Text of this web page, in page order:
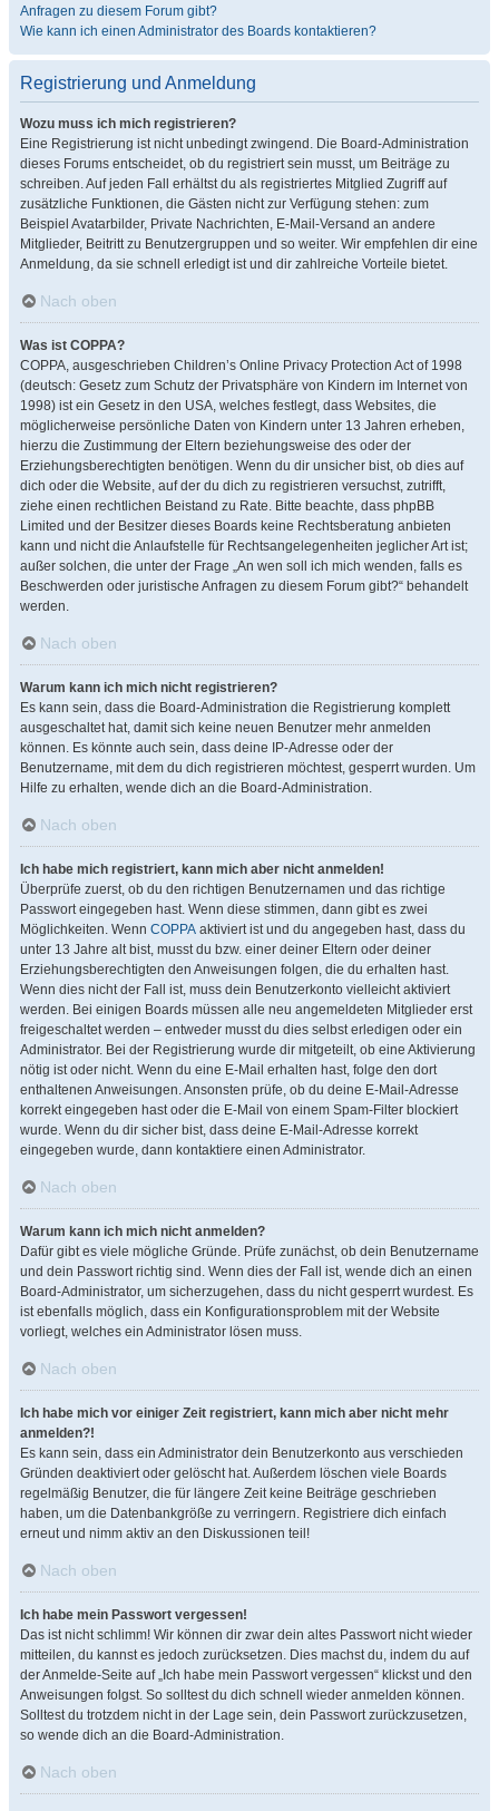
Anfragen zu diesem Forum gibt?
Wie kann ich einen Administrator des Boards kontaktieren?
Registrierung und Anmeldung
Wozu muss ich mich registrieren?
Eine Registrierung ist nicht unbedingt zwingend. Die Board-Administration
dieses Forums entscheidet, ob du registriert sein musst, um Beiträge zu
schreiben. Auf jeden Fall erhältst du als registriertes Mitglied Zugriff auf
zusätzliche Funktionen, die Gästen nicht zur Verfügung stehen: zum
Beispiel Avatarbilder, Private Nachrichten, E-Mail-Versand an andere
Mitglieder, Beitritt zu Benutzergruppen und so weiter. Wir empfehlen dir eine
Anmeldung, da sie schnell erledigt ist und dir zahlreiche Vorteile bietet.
Nach oben
Was ist COPPA?
COPPA, ausgeschrieben Children’s Online Privacy Protection Act of 1998
(deutsch: Gesetz zum Schutz der Privatsphäre von Kindern im Internet von
1998) ist ein Gesetz in den USA, welches festlegt, dass Websites, die
möglicherweise persönliche Daten von Kindern unter 13 Jahren erheben,
hierzu die Zustimmung der Eltern beziehungsweise des oder der
Erziehungsberechtigten benötigen. Wenn du dir unsicher bist, ob dies auf
dich oder die Website, auf der du dich zu registrieren versuchst, zutrifft,
ziehe einen rechtlichen Beistand zu Rate. Bitte beachte, dass phpBB
Limited und der Besitzer dieses Boards keine Rechtsberatung anbieten
kann und nicht die Anlaufstelle für Rechtsangelegenheiten jeglicher Art ist;
außer solchen, die unter der Frage „An wen soll ich mich wenden, falls es
Beschwerden oder juristische Anfragen zu diesem Forum gibt?“ behandelt
werden.
Nach oben
Warum kann ich mich nicht registrieren?
Es kann sein, dass die Board-Administration die Registrierung komplett
ausgeschaltet hat, damit sich keine neuen Benutzer mehr anmelden
können. Es könnte auch sein, dass deine IP-Adresse oder der
Benutzername, mit dem du dich registrieren möchtest, gesperrt wurden. Um
Hilfe zu erhalten, wende dich an die Board-Administration.
Nach oben
Ich habe mich registriert, kann mich aber nicht anmelden!
Überprüfe zuerst, ob du den richtigen Benutzernamen und das richtige
Passwort eingegeben hast. Wenn diese stimmen, dann gibt es zwei
Möglichkeiten. Wenn COPPA aktiviert ist und du angegeben hast, dass du
unter 13 Jahre alt bist, musst du bzw. einer deiner Eltern oder deiner
Erziehungsberechtigten den Anweisungen folgen, die du erhalten hast.
Wenn dies nicht der Fall ist, muss dein Benutzerkonto vielleicht aktiviert
werden. Bei einigen Boards müssen alle neu angemeldeten Mitglieder erst
freigeschaltet werden – entweder musst du dies selbst erledigen oder ein
Administrator. Bei der Registrierung wurde dir mitgeteilt, ob eine Aktivierung
nötig ist oder nicht. Wenn du eine E-Mail erhalten hast, folge den dort
enthaltenen Anweisungen. Ansonsten prüfe, ob du deine E-Mail-Adresse
korrekt eingegeben hast oder die E-Mail von einem Spam-Filter blockiert
wurde. Wenn du dir sicher bist, dass deine E-Mail-Adresse korrekt
eingegeben wurde, dann kontaktiere einen Administrator.
Nach oben
Warum kann ich mich nicht anmelden?
Dafür gibt es viele mögliche Gründe. Prüfe zunächst, ob dein Benutzername
und dein Passwort richtig sind. Wenn dies der Fall ist, wende dich an einen
Board-Administrator, um sicherzugehen, dass du nicht gesperrt wurdest. Es
ist ebenfalls möglich, dass ein Konfigurationsproblem mit der Website
vorliegt, welches ein Administrator lösen muss.
Nach oben
Ich habe mich vor einiger Zeit registriert, kann mich aber nicht mehr
anmelden?!
Es kann sein, dass ein Administrator dein Benutzerkonto aus verschieden
Gründen deaktiviert oder gelöscht hat. Außerdem löschen viele Boards
regelmäßig Benutzer, die für längere Zeit keine Beiträge geschrieben
haben, um die Datenbankgröße zu verringern. Registriere dich einfach
erneut und nimm aktiv an den Diskussionen teil!
Nach oben
Ich habe mein Passwort vergessen!
Das ist nicht schlimm! Wir können dir zwar dein altes Passwort nicht wieder
mitteilen, du kannst es jedoch zurücksetzen. Dies machst du, indem du auf
der Anmelde-Seite auf „Ich habe mein Passwort vergessen“ klickst und den
Anweisungen folgst. So solltest du dich schnell wieder anmelden können.
Solltest du trotzdem nicht in der Lage sein, dein Passwort zurückzusetzen,
so wende dich an die Board-Administration.
Nach oben